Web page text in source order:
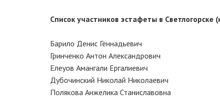
Список участников эстафеты в Светлогорске
Барило Денис Геннадьевич
Гринченко Антон Александрович
Елеуов Амангали Ергалиевич
Дубочинский Николай Николаевич
Полякова Анжелика Станиславовна